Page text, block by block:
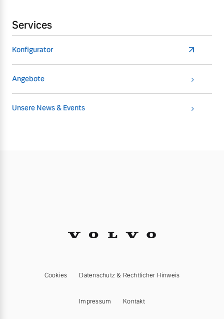
Services
Konfigurator
Angebote
Unsere News & Events
Cookies Datenschutz & Rechtlicher Hinweis
Impressum Kontakt